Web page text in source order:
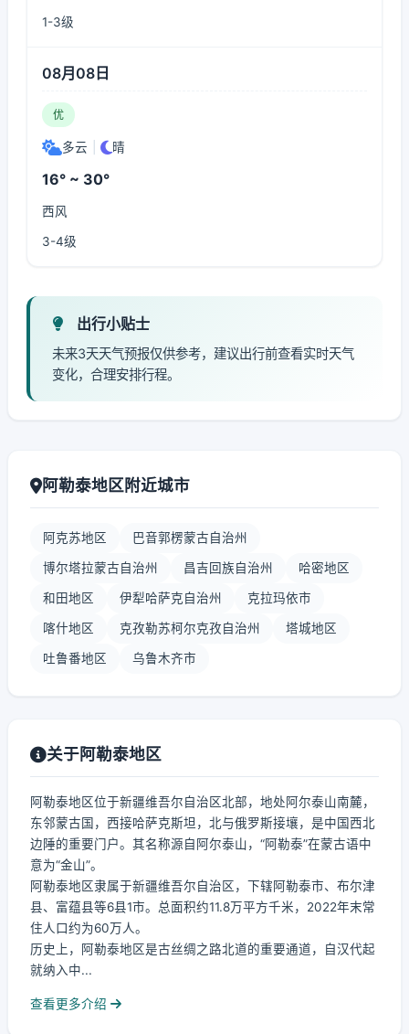
1-3级
08月08日
优
多云 晴
16° ~ 30°
西风
3-4级
出行小贴士
未来3天天气预报仅供参考，建议出行前查看实时天气
变化，合理安排行程。
阿勒泰地区附近城市
阿克苏地区 巴音郭楞蒙古自治州
博尔塔拉蒙古自治州 昌吉回族自治州 哈密地区
和田地区 伊犁哈萨克自治州 克拉玛依市
喀什地区 克孜勒苏柯尔克孜自治州 塔城地区
吐鲁番地区 乌鲁木齐市
关于阿勒泰地区
阿勒泰地区位于新疆维吾尔自治区北部，地处阿尔泰山南麓，
东邻蒙古国，西接哈萨克斯坦，北与俄罗斯接壤，是中国西北
边陲的重要门户。其名称源自阿尔泰山，“阿勒泰”在蒙古语中
意为“金山”。
阿勒泰地区隶属于新疆维吾尔自治区，下辖阿勒泰市、布尔津
县、富蕴县等6县1市。总面积约11.8万平方千米，2022年末常
住人口约为60万人。
历史上，阿勒泰地区是古丝绸之路北道的重要通道，自汉代起
就纳入中...
查看更多介绍